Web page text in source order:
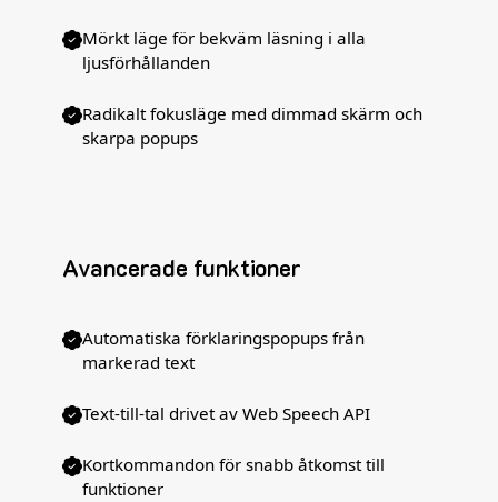
Mörkt läge för bekväm läsning i alla
ljusförhållanden
Radikalt fokusläge med dimmad skärm och
skarpa popups
Avancerade funktioner
Automatiska förklaringspopups från
markerad text
Text-till-tal drivet av Web Speech API
Kortkommandon för snabb åtkomst till
funktioner